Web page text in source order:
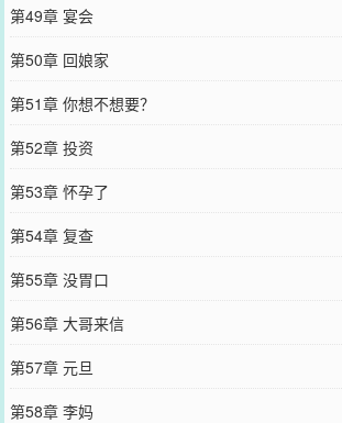
第49章 宴会
第50章 回娘家
第51章 你想不想要？
第52章 投资
第53章 怀孕了
第54章 复查
第55章 没胃口
第56章 大哥来信
第57章 元旦
第58章 李妈